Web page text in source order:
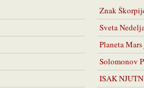
Znak
Sveta
Planeta
Solomonov
ISAK